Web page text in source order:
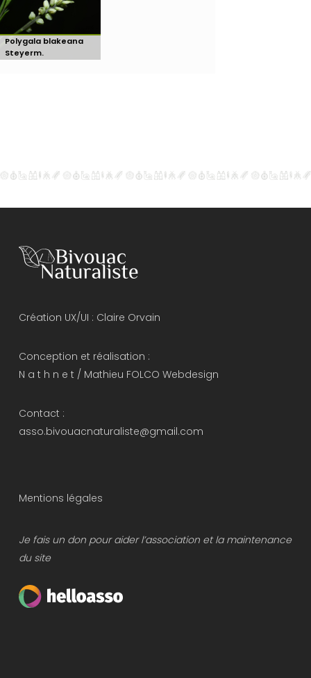
Polygala blakeana
Steyerm.
Création UX/UI : Claire Orvain
Conception et réalisation :
N a t h n e t / Mathieu FOLCO Webdesign
Contact :
asso.bivouacnaturaliste@gmail.com
Mentions légales
Je fais un don pour aider l’association et la maintenance
du site